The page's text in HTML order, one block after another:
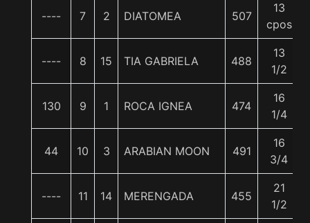
---- 7 2 DIATOMEA 507
13
cpos
---- 8 15 TIA GABRIELA 488
13
1/2
130 9 1 ROCA IGNEA 474
16
1/4
44 10 3 ARABIAN MOON 491
16
3/4
---- 11 14 MERENGADA 455
21
1/2